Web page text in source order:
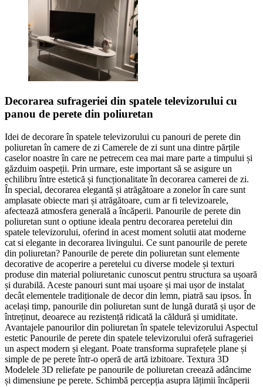
Decorarea sufrageriei din spatele televizorului cu
panou de perete din poliuretan
Idei de decorare în spatele televizorului cu panouri de perete din
poliuretan în camere de zi Camerele de zi sunt una dintre părțile
caselor noastre în care ne petrecem cea mai mare parte a timpului și
găzduim oaspeții. Prin urmare, este important să se asigure un
echilibru între estetică și funcționalitate în decorarea camerei de zi.
În special, decorarea elegantă și atrăgătoare a zonelor în care sunt
amplasate obiecte mari și atrăgătoare, cum ar fi televizoarele,
afectează atmosfera generală a încăperii. Panourile de perete din
poliuretan sunt o optiune ideala pentru decorarea peretelui din
spatele televizorului, oferind in acest moment solutii atat moderne
cat si elegante in decorarea livingului. Ce sunt panourile de perete
din poliuretan? Panourile de perete din poliuretan sunt elemente
decorative de acoperire a peretelui cu diverse modele și texturi
produse din material poliuretanic cunoscut pentru structura sa ușoară
și durabilă. Aceste panouri sunt mai ușoare și mai ușor de instalat
decât elementele tradiționale de decor din lemn, piatră sau ipsos. În
același timp, panourile din poliuretan sunt de lungă durată și ușor de
întreținut, deoarece au rezistență ridicată la căldură și umiditate.
Avantajele panourilor din poliuretan în spatele televizorului Aspectul
estetic Panourile de perete din spatele televizorului oferă sufrageriei
un aspect modern și elegant. Poate transforma suprafețele plane și
simple de pe perete într-o operă de artă izbitoare. Textura 3D
Modelele 3D reliefate pe panourile de poliuretan creează adâncime
și dimensiune pe perete. Schimbă percepția asupra lățimii încăperii